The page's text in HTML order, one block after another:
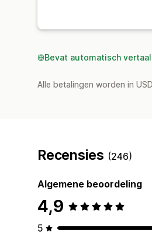
Bevat automatisch
Alle betalingen worden in
Recensies (246)
Algemene beoordeling
4,9
5